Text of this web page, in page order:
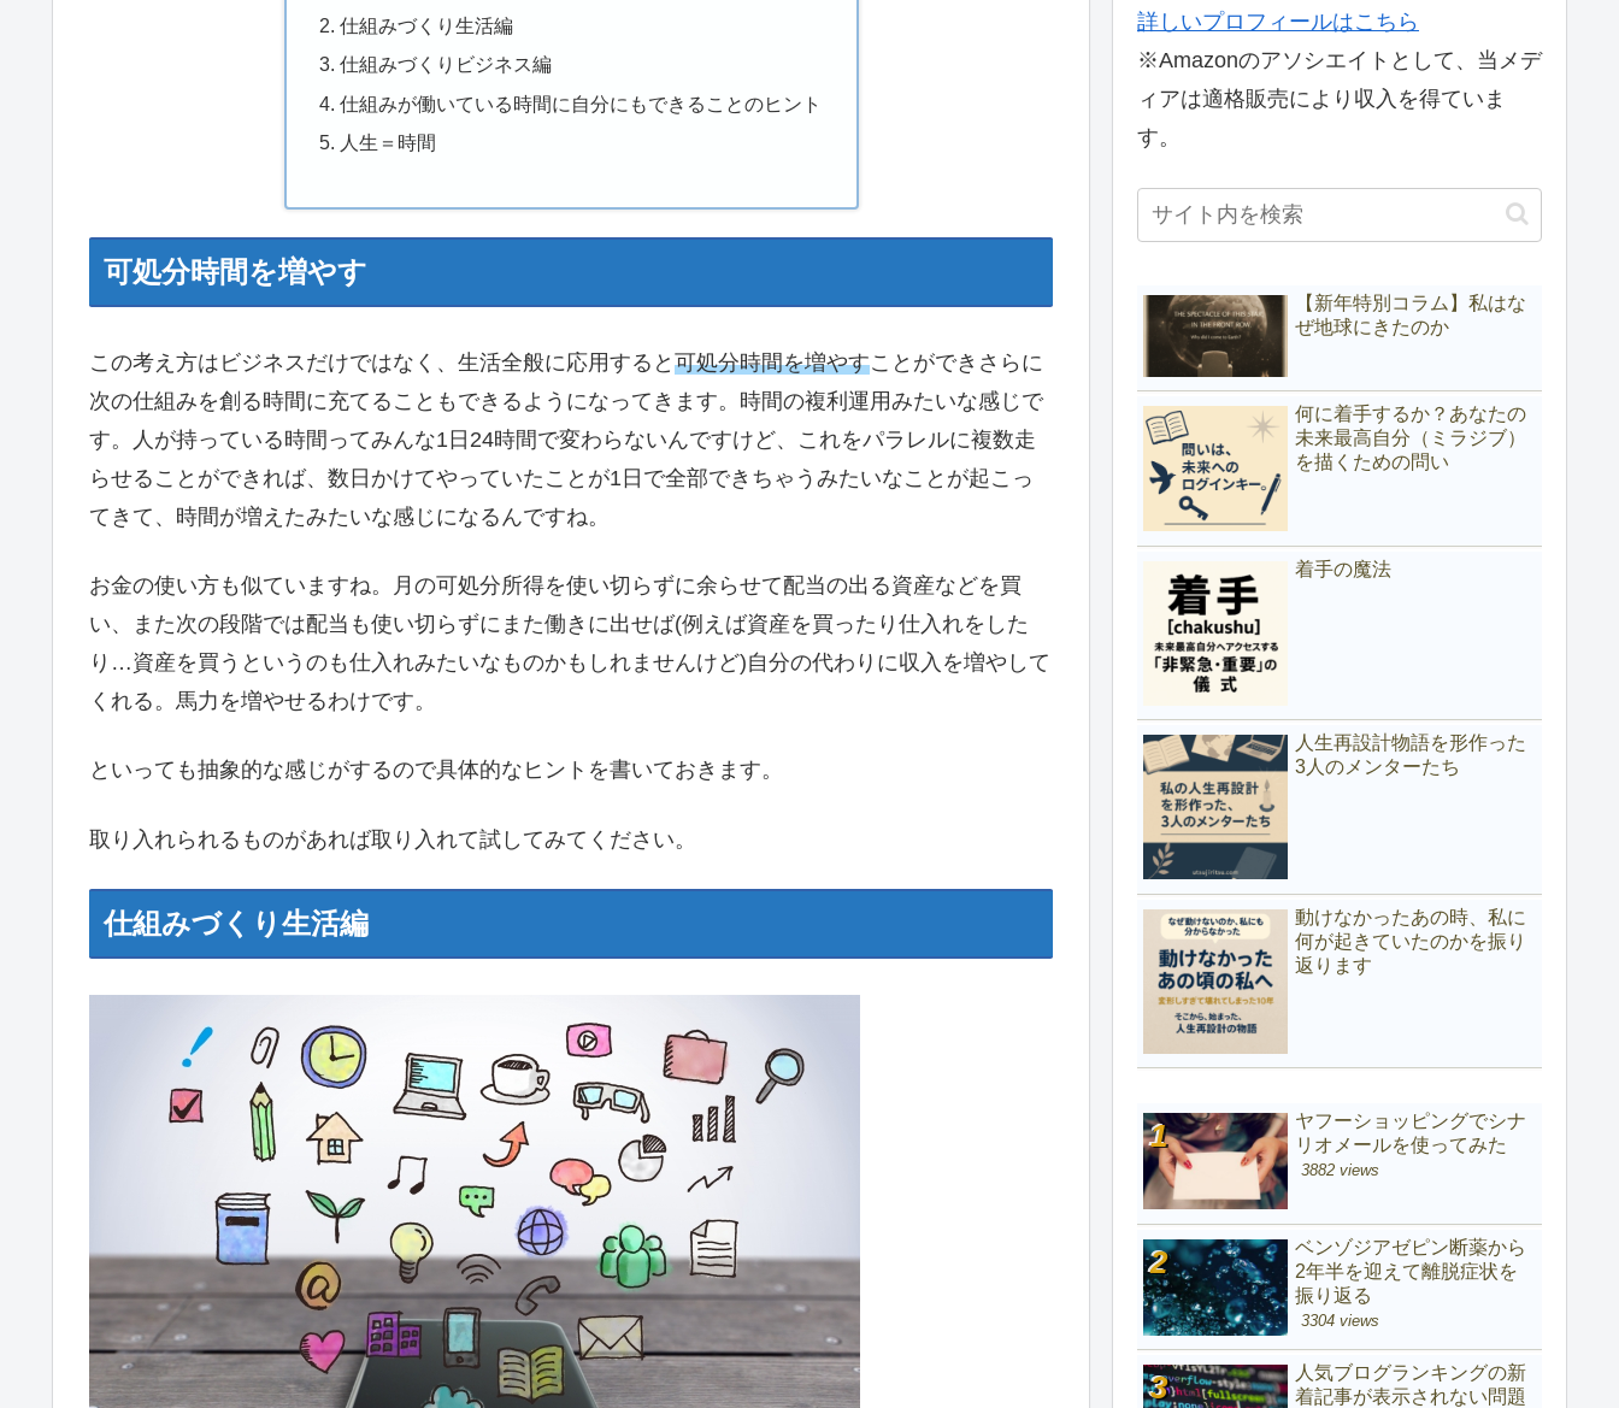
仕組みづくり生活編
仕組みづくりビジネス編
仕組みが働いている時間に自分にもできることのヒント
人生＝時間
可処分時間を増やす
この考え方はビジネスだけではなく、生活全般に応用すると 可処分時間を増やすことができさらに
次の仕組みを創る時間に充てることもできるようになってきます。時間の複利運用みたいな感じで
す。人が持っている時間ってみんな1日24時間で変わらないんですけど、これをパラレルに複数走
らせることができれば、数日かけてやっていたことが1日で全部できちゃうみたいなことが起こっ
てきて、時間が増えたみたいな感じになるんですね。
お金の使い方も似ていますね。月の可処分所得を使い切らずに余らせて配当の出る資産などを買
い、また次の段階では配当も使い切らずにまた働きに出せば(例えば資産を買ったり仕入れをした
り…資産を買うというのも仕入れみたいなものかもしれませんけど)自分の代わりに収入を増やして
くれる。馬力を増やせるわけです。
といっても抽象的な感じがするので具体的なヒントを書いておきます。
取り入れられるものがあれば取り入れて試してみてください。
仕組みづくり生活編
詳しいプロフィールはこちら
※Amazonのアソシエイトとして、当メデ
ィアは適格販売により収入を得ていま
す。
【新年特別コラム】私はな
ぜ地球にきたのか
何に着手するか？あなたの
未来最高自分（ミラジブ）
を描くための問い
着手の魔法
人生再設計物語を形作った
3人のメンターたち
動けなかったあの時、私に
何が起きていたのかを振り
返ります
ヤフーショッピングでシナ
リオメールを使ってみた
3882 views
ベンゾジアゼピン断薬から
2年半を迎えて離脱症状を
振り返る
3304 views
人気ブログランキングの新
着記事が表示されない問題